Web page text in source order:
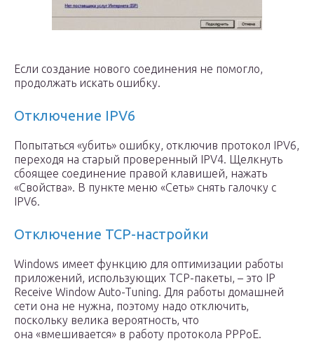
Если создание нового соединения не помогло,
продолжать искать ошибку.
Отключение IPV6
Попытаться «убить» ошибку, отключив протокол IPV6,
переходя на старый проверенный IPV4. Щелкнуть
сбоящее соединение правой клавишей, нажать
«Свойства». В пункте меню «Сеть» снять галочку с
IPV6.
Отключение TCP-настройки
Windows имеет функцию для оптимизации работы
приложений, использующих TCP-пакеты, – это IP
Receive Window Auto-Tuning. Для работы домашней
сети она не нужна, поэтому надо отключить,
поскольку велика вероятность, что
она «вмешивается» в работу протокола PPPoE.